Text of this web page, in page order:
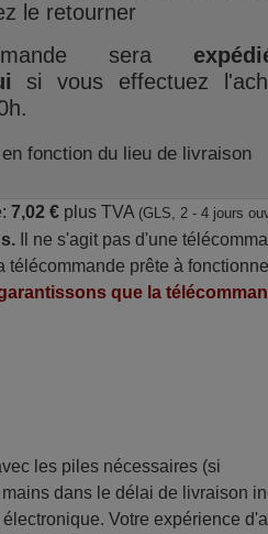
le retourner
sera
si vous effectuez
fonction du lieu de livraison
7,02 €plus TVA (GLS, 2 - 4 jours
Il ne s'agit pas d'une
télécommande prête à
que la
les piles nécessaires (si
dans le délai de livraison
Votre expérience